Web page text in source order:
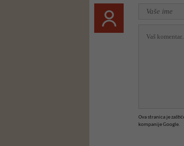
Ova stranica je
kompanije Google.